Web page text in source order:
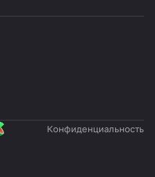
Конфиденциальность